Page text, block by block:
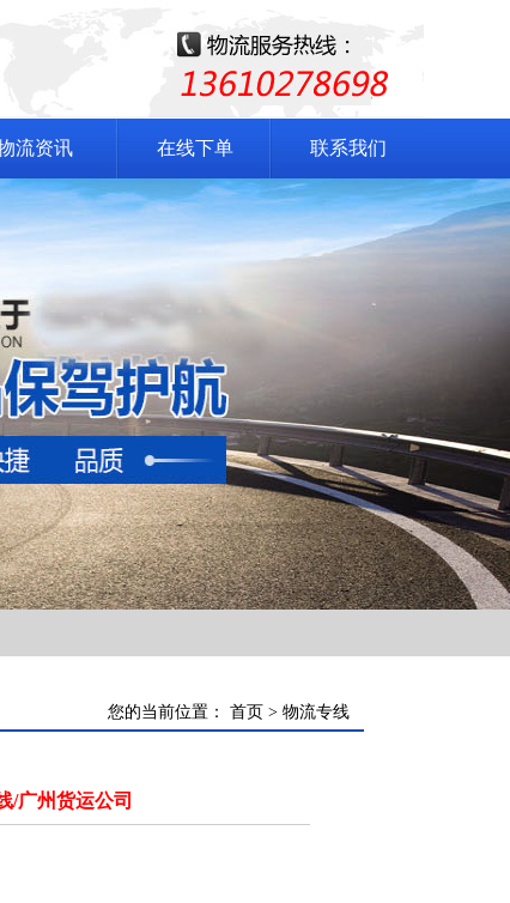
流资讯 在线下单 联系我们
您的当前位置： 首页 > 物流专线
/广州货运公司